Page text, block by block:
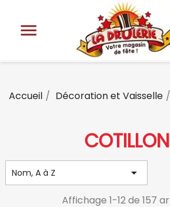

Accueil Décoration et Vaisselle
Nom, A à Z 
Affichage 1-12 de 157